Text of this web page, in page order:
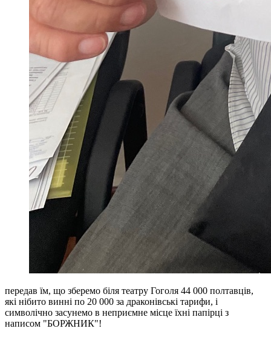
передав їм, що зберемо біля театру Гоголя 44 000 полтавців,
які нібито винні по 20 000 за драконівські тарифи, і
символічно засунемо в неприємне місце їхні папірці з
написом "БОРЖНИК"!